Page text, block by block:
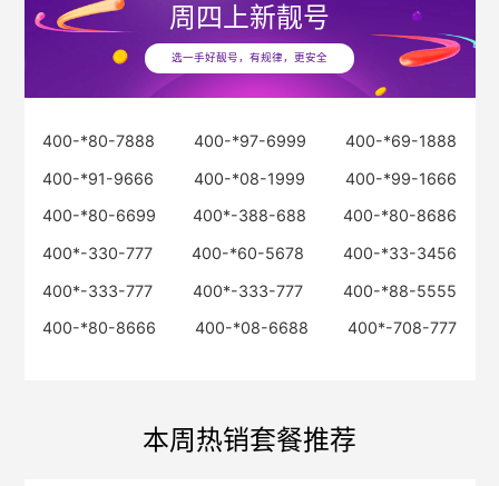
周四上新靓号
选一手好靓号，有规律，更安全
400-*80-7888 400-*97-6999
400-*69-1888
400-*91-9666
400-*08-1999
400-*99-1666
400-*80-6699
400*-388-688
400-*80-8686
400*-330-777
400-*60-5678
400-*33-3456
400*-333-777
400*-333-777
400-*88-5555
400-*80-8666
400-*08-6688 400*-708-777
本周热销套餐推荐